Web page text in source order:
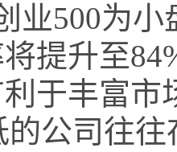
业500为
提升至
于丰富
的公司往